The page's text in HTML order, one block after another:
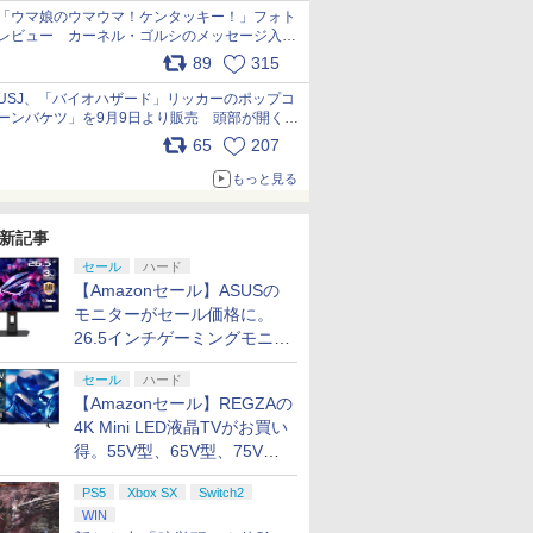
ウマ娘のウマウマ！ケンタッキー！」フォト
ビュー カーネル・ゴルシのメッセージ入り
ッケージや描き下ろしトレカなどが登場
89 315
、「バイオハザード」リッカーのポップコ
ンバケツ」を9月9日より販売 頭部が開く仕
み。味は恐怖を堪のう「味噌フレーバー」
65 207
もっと見る
記事
セール ハード
【Amazonセール】ASUSの
モニターがセール価格に。
26.5インチゲーミングモニタ
ー「ROG Strix OLED
XG27ACDMS」限定モデルも
お買い得
セール ハード
【Amazonセール】REGZAの
4K Mini LED液晶TVがお買い
得。55V型、65V型、75V型
の2026年モデルがラインナ
ップ
PS5 Xbox SX
Switch2
WIN